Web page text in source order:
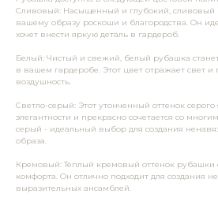
Сливовый: Насыщенный и глубокий, сливовый
вашему образу роскоши и благородства. Он
хочет внести яркую деталь в гардероб.
Белый: Чистый и свежий, белый рубашка
в вашем гардеробе. Этот цвет отражает свет и
воздушность.
Светло-серый: Этот утонченный оттенок
элегантности и прекрасно сочетается со
серый - идеальный выбор для создания
образа.
Кремовый: Теплый кремовый оттенок рубашки
комфорта. Он отлично подходит для создания
выразительных ансамблей.